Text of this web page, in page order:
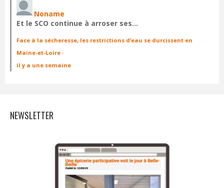
Noname
Et le SCO continue à arroser ses…
Face à la sécheresse, les restrictions d’eau se durcissent en
Maine-et-Loire ·
il y a une semaine
NEWSLETTER